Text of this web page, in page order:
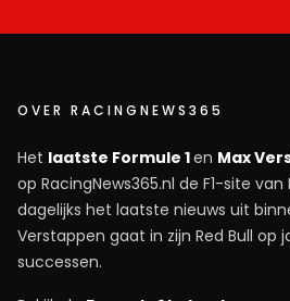
OVER RACINGNEWS365
Het laatste Formule 1en Max
op RacingNews365.nl de F1-site
dagelijks het laatste nieuws uit
Verstappen gaat in zijn Red Bull op
successen.